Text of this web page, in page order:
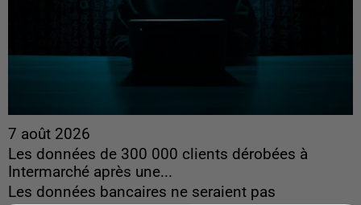
7 août 2026
Les données de 300 000 clients dérobées à
Intermarché après une...
Les données bancaires ne seraient pas